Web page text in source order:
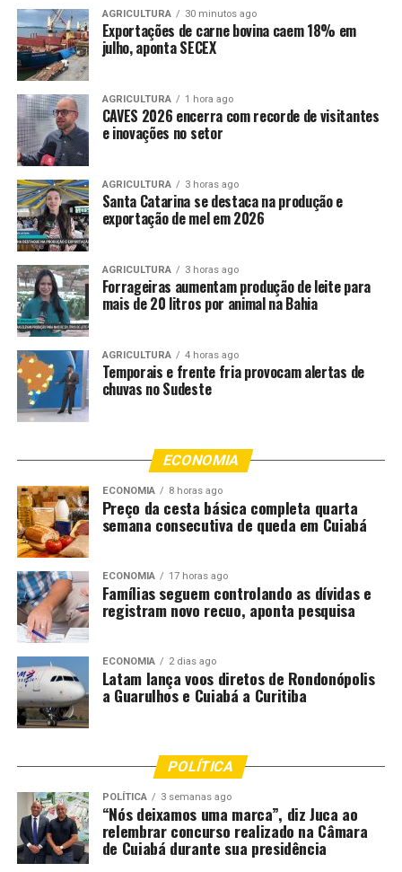
do Camarote Acessível.
“Nós teremos uma equipe
de especialistas em
autismo e em deficiência
visual, em surdez e
deficiências múltiplas. Esse
ano, no Piedade, nós
teremos também o espaço
Carnakids, é o primeiro
espaço de brinquedoteca
acessível para crianças
com deficiências no
Carnaval. Nós teremos
também banda da guarda
municipal, brincadeira,
sorteio, escolha do rei, da
rainha, da princesa. E mais
uma novidade: é o
“Furduncinho”, um bloco
kids que a gente vai fazer
saída do nosso camarote lá
da prefeitura, na Piedade,
em direção ao Center
Lapa”.
No ato do cadastro, os interessados poderão escolher os
dias que irão participar. Cada pessoa pode optar por no
máximo até dois dias de Camarote.
AGRICULTURA 30 minutos ago
Exportações de carne bovina caem 18% em
julho, aponta SECEX
AGRICULTURA 1 hora ago
CAVES 2026 encerra com recorde de visitantes
e inovações no setor
AGRICULTURA 3 horas ago
Santa Catarina se destaca na produção e
exportação de mel em 2026
AGRICULTURA 3 horas ago
Forrageiras aumentam produção de leite para
mais de 20 litros por animal na Bahia
AGRICULTURA 4 horas ago
Temporais e frente fria provocam alertas de
chuvas no Sudeste
ECONOMIA
ECONOMIA 8 horas ago
Preço da cesta básica completa quarta
semana consecutiva de queda em Cuiabá
ECONOMIA 17 horas ago
Famílias seguem controlando as dívidas e
registram novo recuo, aponta pesquisa
ECONOMIA 2 dias ago
Latam lança voos diretos de Rondonópolis
a Guarulhos e Cuiabá a Curitiba
POLÍTICA
POLÍTICA 3 semanas ago
“Nós deixamos uma marca”, diz Juca ao
relembrar concurso realizado na Câmara
de Cuiabá durante sua presidência